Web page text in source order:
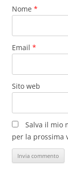
Nome *
Email *
Sito web
Salva il mio
per la prossima